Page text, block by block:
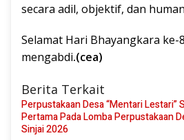
secara adil, objektif, dan
Selamat Hari Bhayangkara ke-
mengabdi.(cea)
Berita Terkait
Perpustakaan Desa “Mentari Lestari”
Pertama Pada Lomba Perpustakaan
Sinjai 2026